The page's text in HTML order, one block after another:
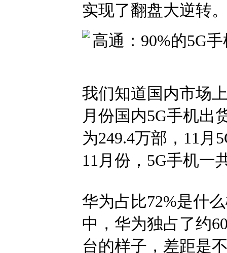
实现了翻盘大逆转
我们知道国内市场
月份国内5G手机出
为249.4万部，11月
11月份，5G手机一
华为占比72%是什
中，华为独占了约
台的样子，差距是